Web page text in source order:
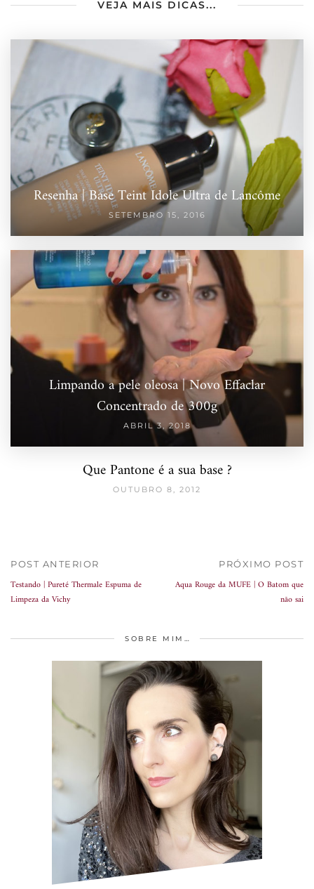
VEJA MAIS DICAS...
Resenha | Base Teint Idole Ultra de Lancôme
SETEMBRO 15, 2016
Limpando a pele oleosa | Novo Effaclar
Concentrado de 300g
ABRIL 3, 2018
Que Pantone é a sua base ?
OUTUBRO 8, 2012
POST ANTERIOR
Testando | Pureté Thermale Espuma de
Limpeza da Vichy
PRÓXIMO POST
Aqua Rouge da MUFE | O Batom que
não sai
SOBRE MIM…